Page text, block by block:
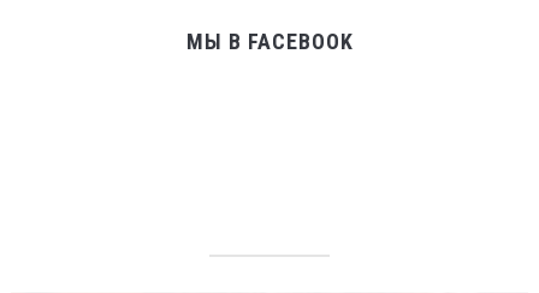
МЫ В FACEBOOK